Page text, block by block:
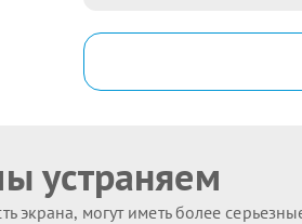
устраняем
экрана, могут иметь более